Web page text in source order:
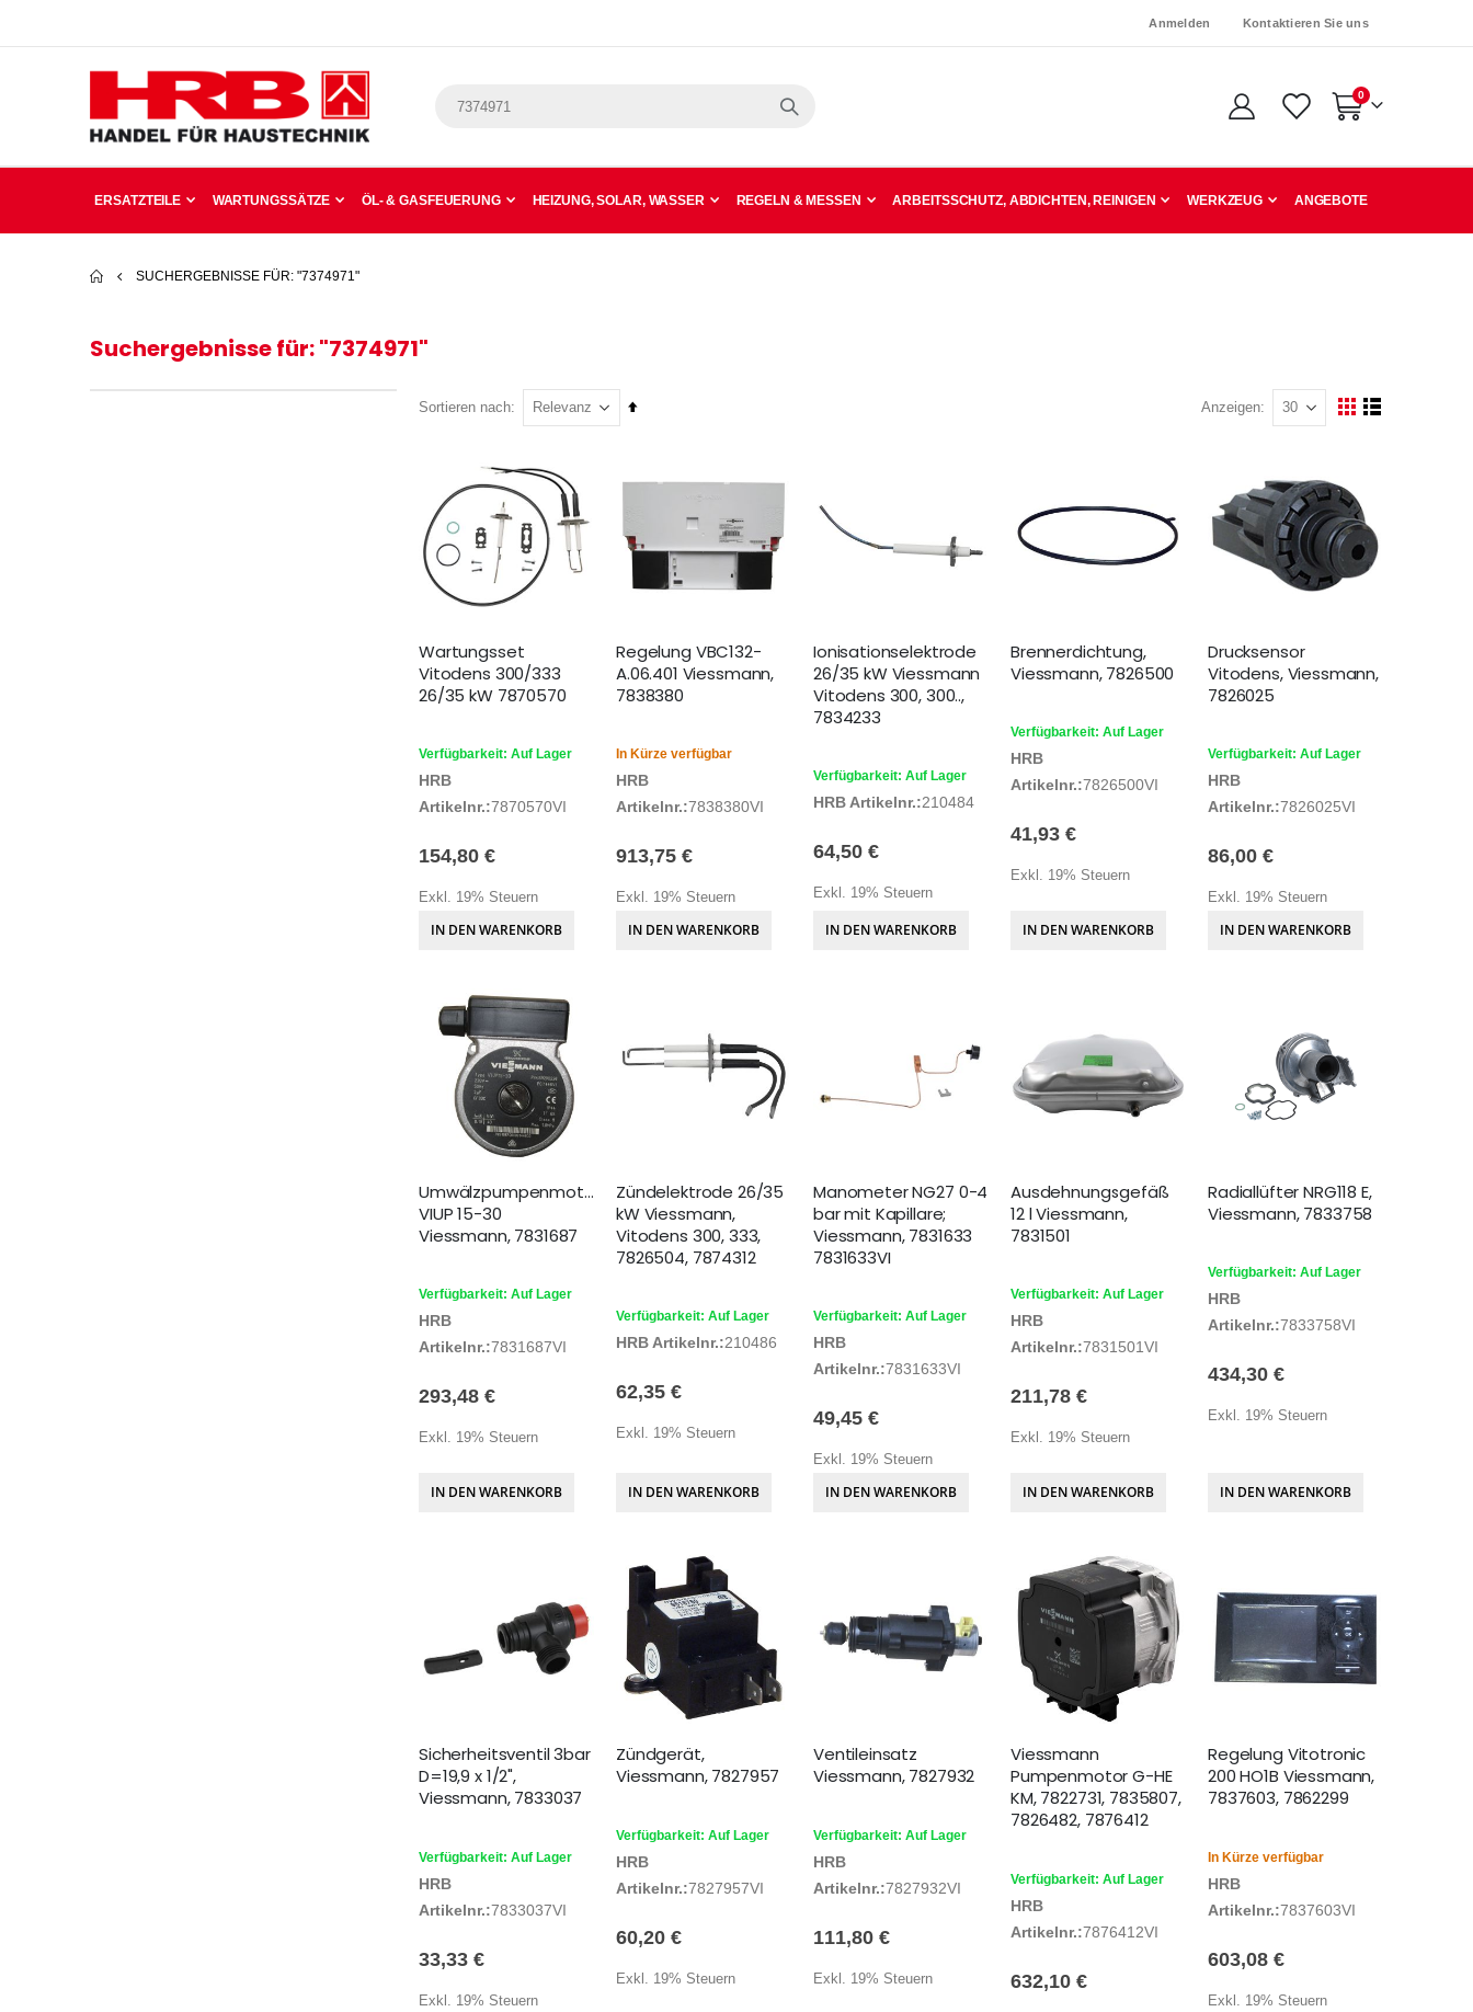
Anmelden Kontaktieren Sie uns
Warenkorb
0Artikel
ERSATZTEILE WARTUNGSSÄTZE ÖL- & GASFEUERUNG HEIZUNG, SOLAR, WASSER REGELN & MESSEN ARBEITSSCHUTZ, ABDICHTEN, REINIGEN WERKZEUG ANGEBOTE
SUCHERGEBNISSE FÜR: "7374971"
Suchergebnisse für: "7374971"
Sortieren nach
In
Anzeigen
Ansicht
Wartungsset
Vitodens 300/333
26/35 kW 7870570
Verfügbarkeit: Auf Lager
HRB
Artikelnr.:7870570VI
154,80 €
Exkl. 19% Steuern
IN DEN WARENKORB
Regelung VBC132-
A.06.401 Viessmann,
7838380
In Kürze verfügbar
HRB
Artikelnr.:7838380VI
913,75 €
Exkl. 19% Steuern
IN DEN WARENKORB
Ionisationselektrode
26/35 kW Viessmann
Vitodens 300, 300..,
7834233
Verfügbarkeit: Auf Lager
HRB Artikelnr.:210484
64,50 €
Exkl. 19% Steuern
IN DEN WARENKORB
Brennerdichtung,
Viessmann, 7826500
Verfügbarkeit: Auf Lager
HRB
Artikelnr.:7826500VI
41,93 €
Exkl. 19% Steuern
IN DEN WARENKORB
Drucksensor
Vitodens, Viessmann,
7826025
Verfügbarkeit: Auf Lager
HRB
Artikelnr.:7826025VI
86,00 €
Exkl. 19% Steuern
IN DEN WARENKORB
Umwälzpumpenmotor
VIUP 15-30
Viessmann, 7831687
Verfügbarkeit: Auf Lager
HRB
Artikelnr.:7831687VI
293,48 €
Exkl. 19% Steuern
IN DEN WARENKORB
Zündelektrode 26/35
kW Viessmann,
Vitodens 300, 333,
7826504, 7874312
Verfügbarkeit: Auf Lager
HRB Artikelnr.:210486
62,35 €
Exkl. 19% Steuern
IN DEN WARENKORB
Manometer NG27 0-4
bar mit Kapillare;
Viessmann, 7831633
7831633VI
Verfügbarkeit: Auf Lager
HRB
Artikelnr.:7831633VI
49,45 €
Exkl. 19% Steuern
IN DEN WARENKORB
Ausdehnungsgefäß
12 l Viessmann,
7831501
Verfügbarkeit: Auf Lager
HRB
Artikelnr.:7831501VI
211,78 €
Exkl. 19% Steuern
IN DEN WARENKORB
Radiallüfter NRG118 E,
Viessmann, 7833758
Verfügbarkeit: Auf Lager
HRB
Artikelnr.:7833758VI
434,30 €
Exkl. 19% Steuern
IN DEN WARENKORB
Sicherheitsventil 3bar
D=19,9 x 1/2",
Viessmann, 7833037
Verfügbarkeit: Auf Lager
HRB
Artikelnr.:7833037VI
33,33 €
Exkl. 19% Steuern
Zündgerät,
Viessmann, 7827957
Verfügbarkeit: Auf Lager
HRB
Artikelnr.:7827957VI
60,20 €
Exkl. 19% Steuern
Ventileinsatz
Viessmann, 7827932
Verfügbarkeit: Auf Lager
HRB
Artikelnr.:7827932VI
111,80 €
Exkl. 19% Steuern
Viessmann
Pumpenmotor G-HE
KM, 7822731, 7835807,
7826482, 7876412
Verfügbarkeit: Auf Lager
HRB
Artikelnr.:7876412VI
632,10 €
Regelung Vitotronic
200 HO1B Viessmann,
7837603, 7862299
In Kürze verfügbar
HRB
Artikelnr.:7837603VI
603,08 €
Exkl. 19% Steuern